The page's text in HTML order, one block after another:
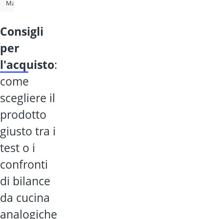
Macchina del pane
consigli
per
l'acquisto:
come
scegliere il
prodotto
giusto tra i
test o i
confronti
di bilance
da cucina
analogiche